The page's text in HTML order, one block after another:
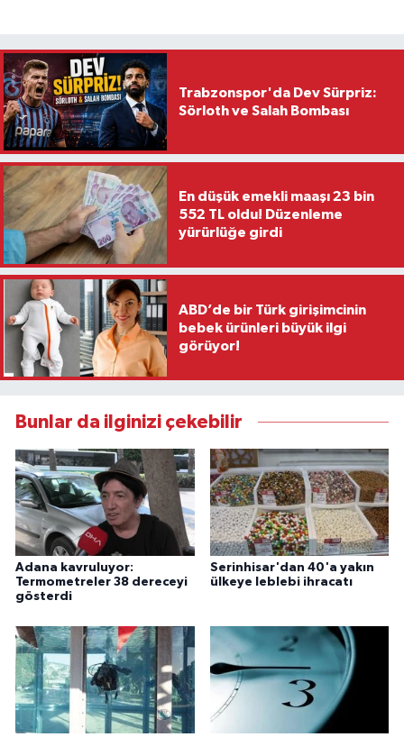
Trabzonspor'da Dev Sürpriz:
Sörloth ve Salah Bombası
En düşük emekli maaşı 23 bin
552 TL oldu! Düzenleme
yürürlüğe girdi
ABD’de bir Türk girişimcinin
bebek ürünleri büyük ilgi
görüyor!
Bunlar da ilginizi çekebilir
Adana kavruluyor:
Termometreler 38 dereceyi
gösterdi
Serinhisar'dan 40'a yakın
ülkeye leblebi ihracatı